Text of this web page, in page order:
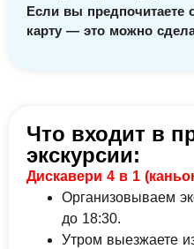
Если вы предпочитаете
карту — это можно
Что входит в
экскурсии:
Дискавери 4 в 1
Организовываем
до 18:30.
Утром выезжаете